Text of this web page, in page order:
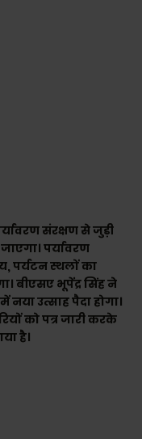
संरक्षण से जुड़ी
पर्यावरण
पर्यटन स्थलों का
बीएसए भूपेंद्र सिंह ने
उत्साह पैदा होगा।
को पत्र जारी करके
है।